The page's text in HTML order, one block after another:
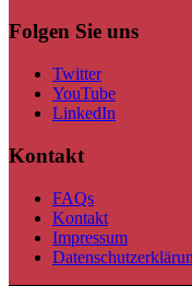
Folgen Sie uns
Twitter
YouTube
LinkedIn
Kontakt
FAQs
Kontakt
Impressum